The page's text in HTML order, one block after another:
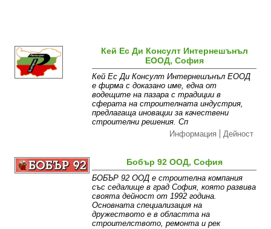
Кей Ес Ди Консулт Интернешънъл
ЕООД, София
Кей Ес Ди Консулт Интернешънъл ЕООД
е фирма с доказано име, една от
водещите на пазара с традиции в
сферата на строителната индустрия,
предлагаща иновации за качествени
строителни решения. Сп
Информация
Дейност
Бобър 92 ООД, София
БОБЪР 92 ООД е строителна компания
със седалище в град София, която развива
своята дейност от 1992 година.
Основната специализация на
дружеството е в областта на
строителството, ремонта и рек